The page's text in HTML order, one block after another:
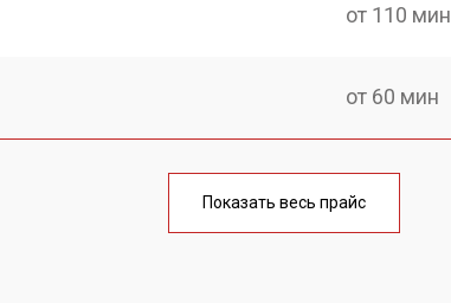
от 110 мин
от 60 мин
от 80 мин
Показать весь прайс